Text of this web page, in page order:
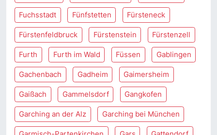
Fuchsstadt Fünfstetten Fürsteneck
Fürstenfeldbruck Fürstenstein Fürstenzell
Furth Furth im Wald Füssen Gablingen
Gachenbach Gadheim Gaimersheim
Gaißach Gammelsdorf Gangkofen
Garching an der Alz Garching bei München